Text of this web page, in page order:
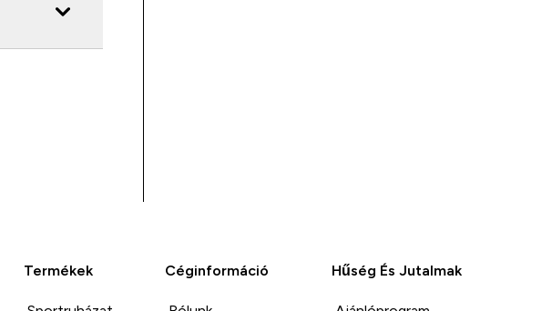
Termékek Céginformáció Hűség És Jutalmak